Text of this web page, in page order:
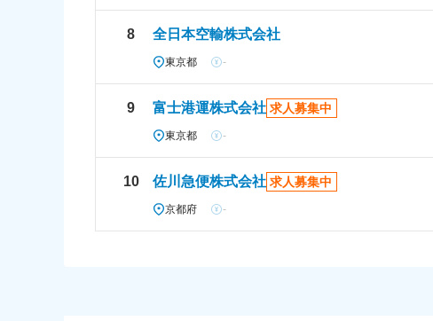
8 全日本空輸株式会社
東京都 -
9 富士港運株式会社 求人募集中
東京都 -
10 佐川急便株式会社 求人募集中
京都府 -